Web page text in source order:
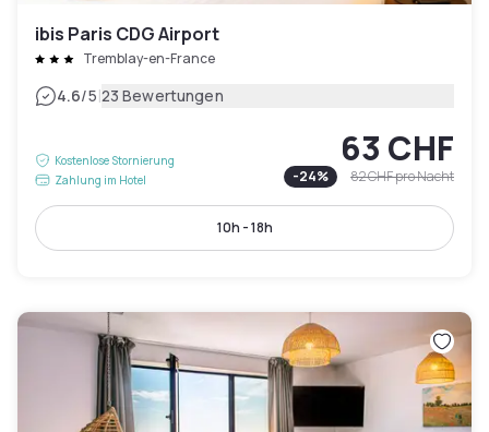
ibis Paris CDG Airport
Tremblay-en-France
4.6/5|23 Bewertungen
Kostenlose Stornierung
Zahlung im Hotel
63 CHF
-24% 82 CHFpro Nacht
10h - 18h